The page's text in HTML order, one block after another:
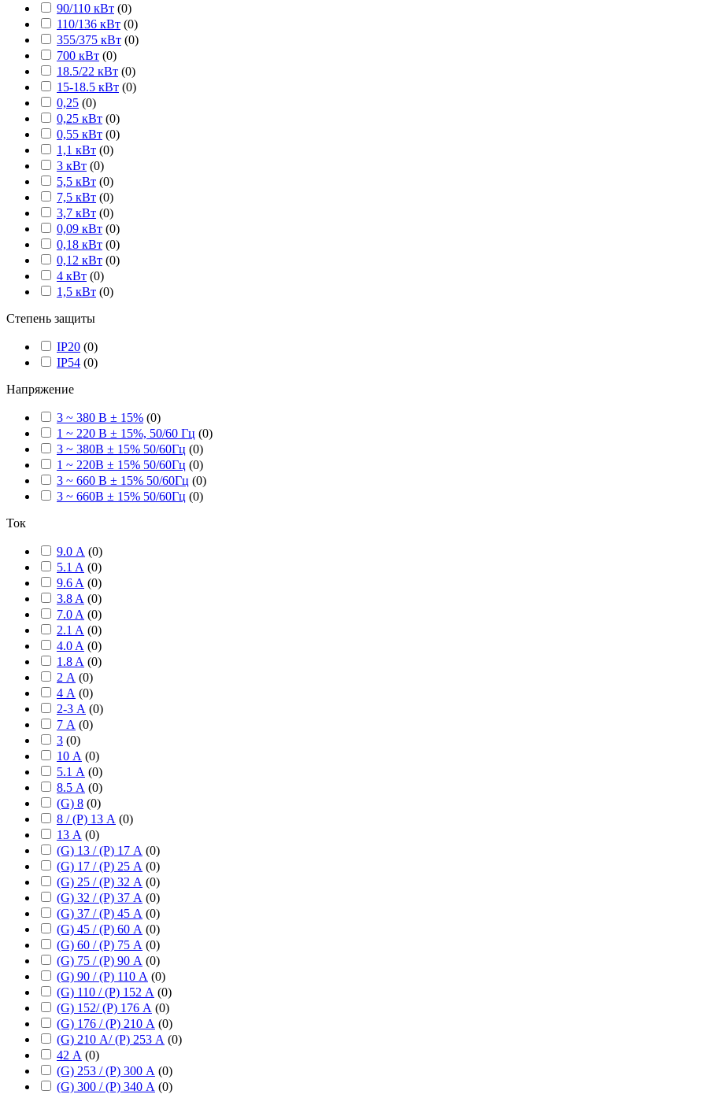
90/110 кВт (0)
110/136 кВт (0)
355/375 кВт (0)
700 кВт (0)
18.5/22 кВт (0)
15-18.5 кВт (0)
0,25 (0)
0,25 кВт (0)
0,55 кВт (0)
1,1 кВт (0)
3 кВт (0)
5,5 кВт (0)
7,5 кВт (0)
3,7 кВт (0)
0,09 кВт (0)
0,18 кВт (0)
0,12 кВт (0)
4 кВт (0)
1,5 кВт (0)
Степень защиты
IP20 (0)
IP54 (0)
Напряжение
3 ~ 380 В ± 15% (0)
1 ~ 220 В ± 15%, 50/60 Гц (0)
3 ~ 380В ± 15% 50/60Гц (0)
1 ~ 220В ± 15% 50/60Гц (0)
3 ~ 660 В ± 15% 50/60Гц (0)
3 ~ 660В ± 15% 50/60Гц (0)
Ток
9.0 А (0)
5.1 A (0)
9.6 A (0)
3.8 A (0)
7.0 A (0)
2.1 A (0)
4.0 A (0)
1.8 A (0)
2 А (0)
4 А (0)
2-3 А (0)
7 А (0)
3 (0)
10 А (0)
5.1 А (0)
8.5 А (0)
(G) 8 (0)
8 / (P) 13 А (0)
13 А (0)
(G) 13 / (P) 17 А (0)
(G) 17 / (P) 25 А (0)
(G) 25 / (P) 32 А (0)
(G) 32 / (P) 37 А (0)
(G) 37 / (P) 45 А (0)
(G) 45 / (P) 60 А (0)
(G) 60 / (P) 75 А (0)
(G) 75 / (P) 90 А (0)
(G) 90 / (P) 110 А (0)
(G) 110 / (P) 152 А (0)
(G) 152/ (P) 176 А (0)
(G) 176 / (P) 210 А (0)
(G) 210 А/ (P) 253 А (0)
42 А (0)
(G) 253 / (P) 300 А (0)
(G) 300 / (P) 340 А (0)